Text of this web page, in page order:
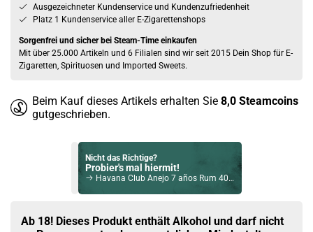
Ausgezeichneter Kundenservice und Kundenzufriedenheit
Platz 1 Kundenservice aller E-Zigarettenshops
Sorgenfrei und sicher bei Steam-Time einkaufen
Mit über 25.000 Artikeln und 6 Filialen sind wir seit 2015 Dein Shop für E-
Zigaretten, Spirituosen und Imported Sweets.
Beim Kauf dieses Artikels erhalten Sie 8,0 Steamcoins
gutgeschrieben.
Nicht das Richtige?
Probier's mal hiermit!
Havana Club Anejo 7 años Rum 40% Vol. 700ml
Check das mal!
Ab 18! Dieses Produkt enthält Alkohol und darf nicht